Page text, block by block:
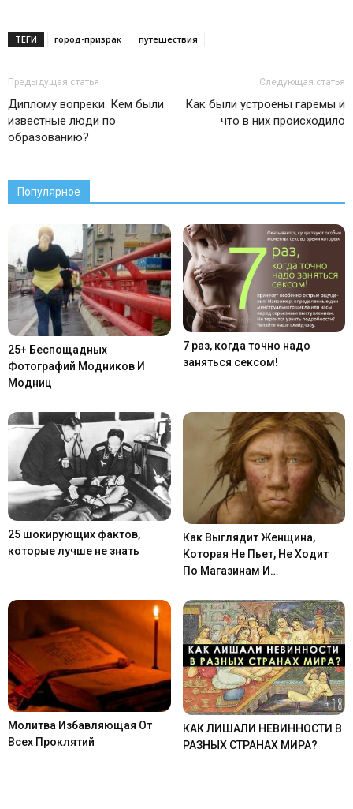
ТЕГИ город-призрак путешествия
Предыдущая статья
Диплому вопреки. Кем были
известные люди по
образованию?
Следующая статья
Как были устроены гаремы и
что в них происходило
Популярное
25+ Беспощадных
Фотографий Модников И
Модниц
7 раз, когда точно надо
заняться сексом!
25 шокирующих фактов,
которые лучше не знать
Как Выглядит Женщина,
Которая Не Пьет, Не Ходит
По Магазинам И…
Молитва Избавляющая От
Всех Проклятий
КАК ЛИШАЛИ НЕВИННОСТИ В
РАЗНЫХ СТРАНАХ МИРА?